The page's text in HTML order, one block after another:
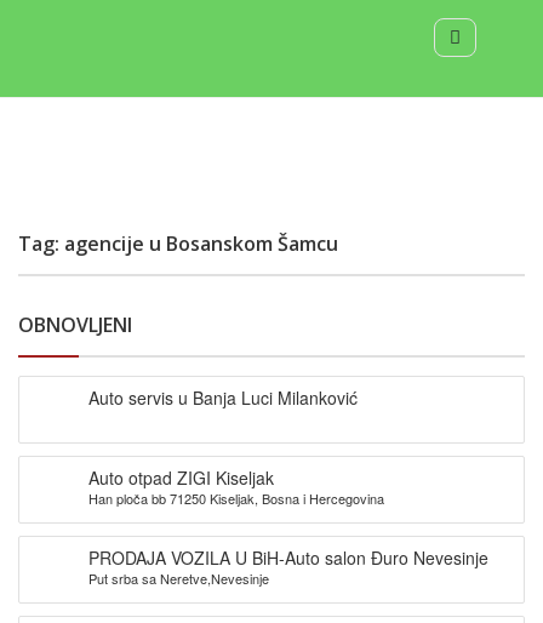
Tag: agencije u Bosanskom Šamcu
OBNOVLJENI
Auto servis u Banja Luci Milanković
Auto otpad ZIGI Kiseljak
Han ploča bb 71250 Kiseljak, Bosna i Hercegovina
PRODAJA VOZILA U BiH-Auto salon Đuro Nevesinje
Put srba sa Neretve,Nevesinje